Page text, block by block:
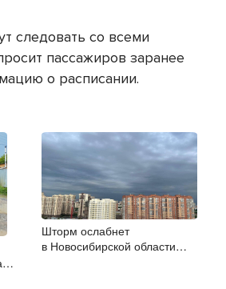
следовать со всеми
пассажиров заранее
о расписании.
Шторм ослабнет
в Новосибирской области